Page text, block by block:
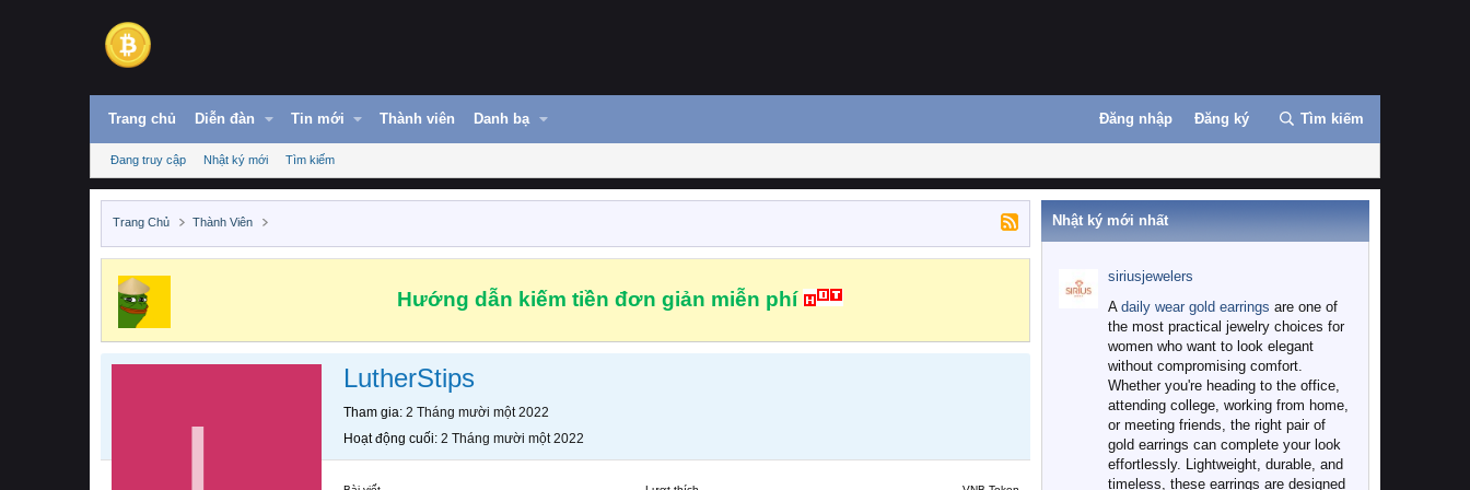
Trang chủ Diễn đàn Tin mới Thành viên Danh bạ Đăng nhập Đăng ký Tìm kiếm
Đang truy cập Nhật ký mới Tìm kiếm
Trang Chủ Thành Viên
Hướng dẫn kiếm tiền đơn giản miễn phí
LutherStips
Tham gia 2 Tháng mười một 2022
Hoạt động cuối 2 Tháng mười một 2022
Nhật ký mới nhất
siriusjewelers
A daily wear gold earrings are one of
the most practical jewelry choices for
women who want to look elegant
without compromising comfort.
Whether you're heading to the office,
attending college, working from home,
or meeting friends, the right pair of
gold earrings can complete your look
effortlessly. Lightweight, durable, and
timeless, these earrings are designed